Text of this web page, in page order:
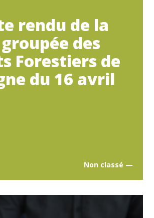
rendu de la
des
Forestiers de
du 16 avril
Non classé —